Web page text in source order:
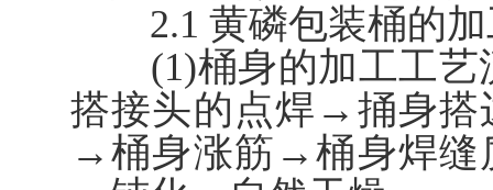
2.1 黄磷包装桶的加
(1)桶身的加工工艺
搭接头的点焊→捅身
→桶身涨筋→桶身焊